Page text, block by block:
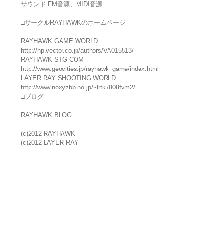
サウンド:FM音源、MIDI音源
□サークルRAYHAWKのホームページ
RAYHAWK GAME WORLD
http://hp.vector.co.jp/authors/VA015513/
RAYHAWK STG COM
http://www.geocities.jp/rayhawk_game/index.html
LAYER RAY SHOOTING WORLD
http://www.nexyzbb.ne.jp/~lrtk7909fvm2/
□ブログ
RAYHAWK BLOG
(c)2012 RAYHAWK
(c)2012 LAYER RAY